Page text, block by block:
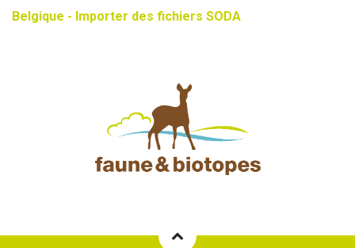
Belgique - Importer des fichiers SODA